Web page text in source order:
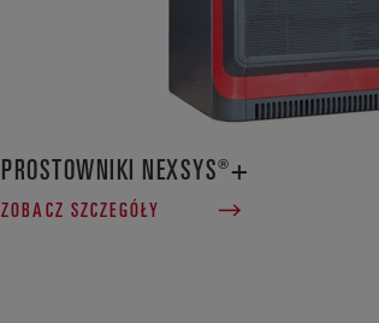
PROSTOWNIKI NEXSYS®+
ZOBACZ SZCZEGÓŁY